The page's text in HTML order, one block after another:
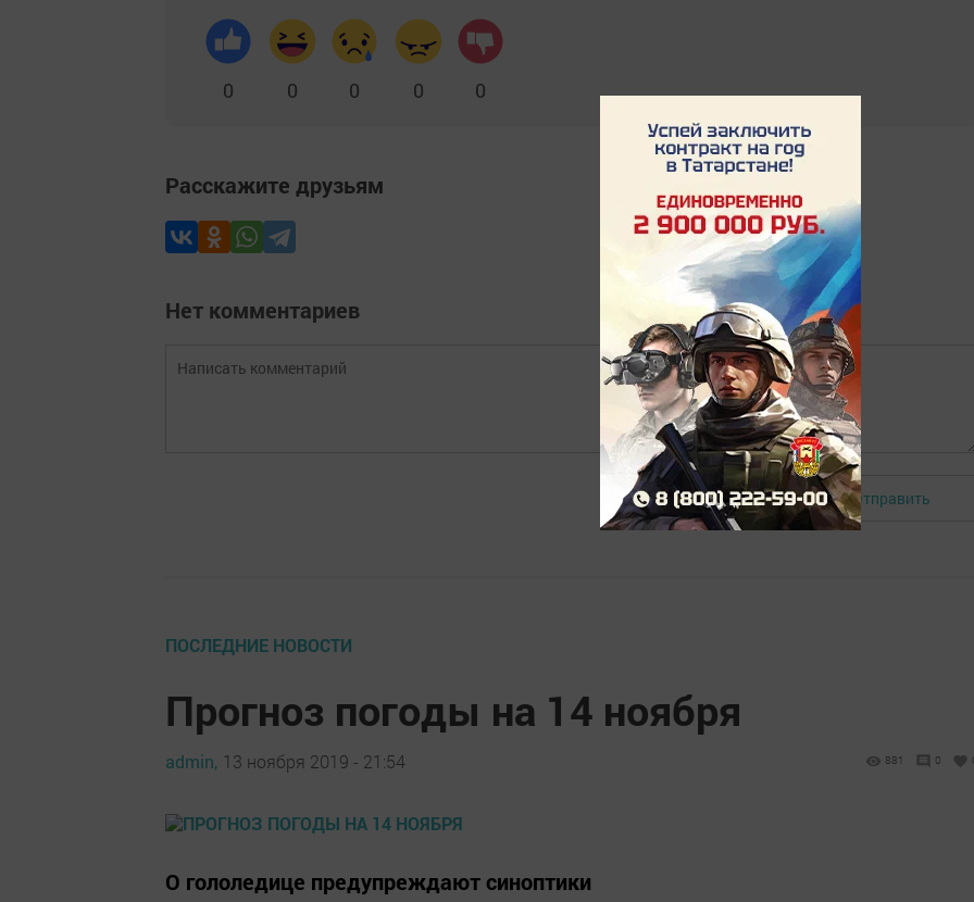
0 0 0 0 0
Расскажите друзьям
Нет комментариев
Авторизоваться Отправить
ПОСЛЕДНИЕ НОВОСТИ
Прогноз погоды на 14 ноября
admin, 13 ноября 2019 - 21:54 881 0
О гололедице предупреждают синоптики